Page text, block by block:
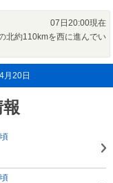
07日20:00現在
北約110kmを西に進んでい
月20日